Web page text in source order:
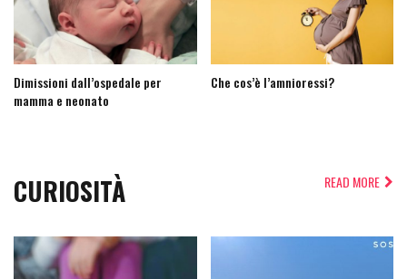
Dimissioni dall’ospedale per
mamma e neonato
Che cos’è l’amnioressi?
CURIOSITÀ READ MORE